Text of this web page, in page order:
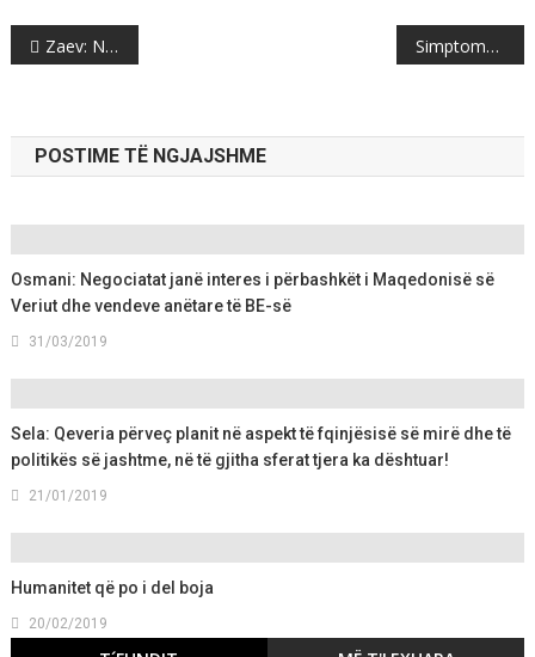
Post
navigation
Zaev: Nëse dikush ka gabuar para ligjit, do të përgjigjet Simptoma të koronavirusit tek një shtetas i Maqedonisë, kurohet në Japoni
POSTIME TË NGJAJSHME
Osmani: Negociatat janë interes i përbashkët i Maqedonisë së
Veriut dhe vendeve anëtare të BE-së
31/03/2019
Sela: Qeveria përveç planit në aspekt të fqinjësisë së mirë dhe të
politikës së jashtme, në të gjitha sferat tjera ka dështuar!
21/01/2019
Humanitet që po i del boja
20/02/2019